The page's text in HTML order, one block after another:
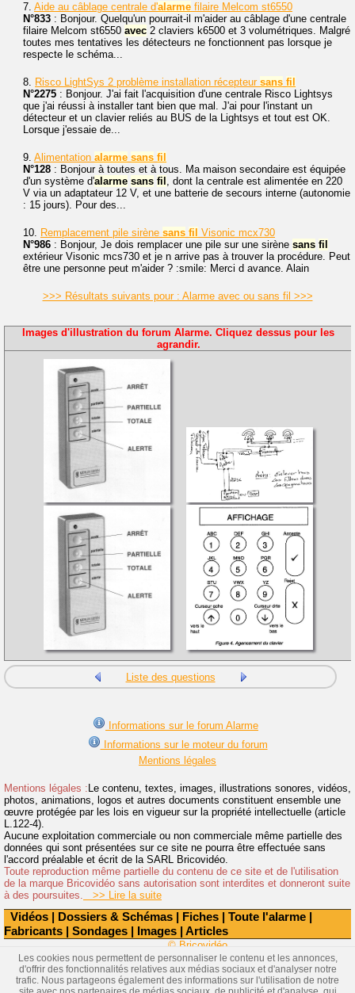
Vidéos | Dossiers & Schémas | Fiches | Toute l'alarme |
Fabricants | Sondages | Images | Articles
7. Aide au câblage centrale d'alarme filaire Melcom st6550
N°833 : Bonjour. Quelqu'un pourrait-il m'aider au câblage d'une centrale
filaire Melcom st6550 avec 2 claviers k6500 et 3 volumétriques. Malgré
toutes mes tentatives les détecteurs ne fonctionnent pas lorsque je
respecte le schéma...
8. Risco LightSys 2 problème installation récepteur sans fil
N°2275 : Bonjour. J'ai fait l'acquisition d'une centrale Risco Lightsys
que j'ai réussi à installer tant bien que mal. J'ai pour l'instant un
détecteur et un clavier reliés au BUS de la Lightsys et tout est OK.
Lorsque j'essaie de...
9. Alimentation alarme sans fil
N°128 : Bonjour à toutes et à tous. Ma maison secondaire est équipée
d'un système d'alarme sans fil , dont la centrale est alimentée en 220
V via un adaptateur 12 V, et une batterie de secours interne (autonomie
: 15 jours). Pour des...
10. Remplacement pile sirène sans fil Visonic mcx730
N°986 : Bonjour, Je dois remplacer une pile sur une sirène sans fil
extérieur Visonic mcs730 et je n arrive pas à trouver la procédure. Peut
être une personne peut m'aider ? :smile: Merci d avance. Alain
>>> Résultats suivants pour : Alarme avec ou sans fil >>>
Images d'illustration du forum Alarme. Cliquez dessus pour les
agrandir.
Liste des questions
Informations sur le forum Alarme
Informations sur le moteur du forum
Mentions légales
Mentions légales :Le contenu, textes, images, illustrations sonores, vidéos,
photos, animations, logos et autres documents constituent ensemble une
œuvre protégée par les lois en vigueur sur la propriété intellectuelle (article
L.122-4).
Aucune exploitation commerciale ou non commerciale même partielle des
données qui sont présentées sur ce site ne pourra être effectuée sans
l'accord préalable et écrit de la SARL Bricovidéo.
Toute reproduction même partielle du contenu de ce site et de l'utilisation
de la marque Bricovidéo sans autorisation sont interdites et donneront suite
à des poursuites.
>> Lire la suite
© Bricovidéo
Les cookies nous permettent de personnaliser le contenu et les annonces,
d'offrir des fonctionnalités relatives aux médias sociaux et d'analyser notre
trafic. Nous partageons également des informations sur l'utilisation de notre